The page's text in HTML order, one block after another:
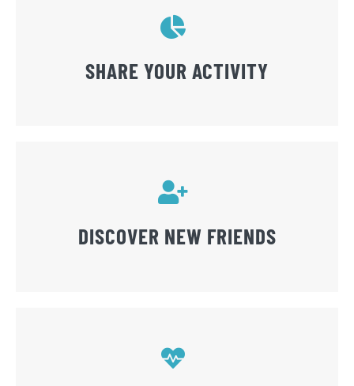
SHARE YOUR ACTIVITY
DISCOVER NEW FRIENDS